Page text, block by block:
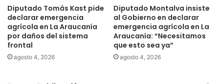
ó
n
c
o
m
o
Diputado Tomás Kast pide
declarar emergencia
agrícola en La Araucanía
por daños del sistema
frontal
agosto 4, 2026
Diputado Montalva insiste
al Gobierno en declarar
emergencia agrícola en La
Araucanía: “Necesitamos
que esto sea ya”
agosto 4, 2026